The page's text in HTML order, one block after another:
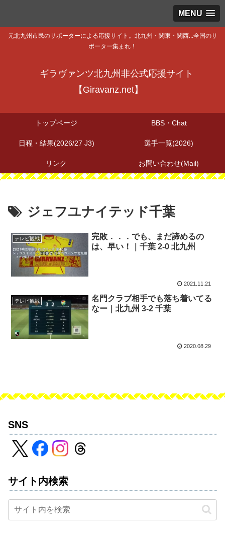
MENU
元北九州市民のサポーターによる応援サイト。北九州・関東・関西...全国のサ
ポーター集まれ！
ギラヴァンツ北九州非公式応援サイト
【Giravanz.net】
トップページ BBS・Chat
日程・結果(2026/27 J3) 選手一覧(2026)
リンク お問い合わせ(Mail)
ジェフユナイテッド千葉
テレビ観戦
完敗．．．でも、まだ諦めるの
は、早い！｜千葉 2-0 北九州
2021.11.21
テレビ観戦
名門クラブ相手でも落ち着いてる
なー｜北九州 3-2 千葉
2020.08.29
SNS
サイト内検索